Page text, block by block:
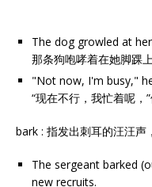
The dog growled at
那条狗咆哮着在她脚踝
"Not now, I'm busy,"
“现在不行，我忙着呢，”
bark : 指发出刺耳的汪汪声
The sergeant barked
new recruits.